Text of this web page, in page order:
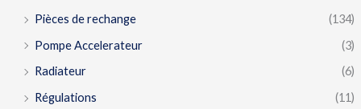
Pièces de rechange
(134)
Pompe Accelerateur
(3)
Radiateur
(6)
Régulations
(11)